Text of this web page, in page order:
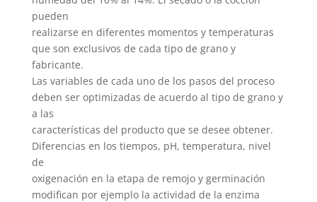
pueden
realizarse en diferentes momentos y temperaturas
que son exclusivos de cada tipo de grano y
fabricante.
Las variables de cada uno de los pasos del proceso
deben ser optimizadas de acuerdo al tipo de grano y
a las
características del producto que se desee obtener.
Diferencias en los tiempos, pH, temperatura, nivel
de
oxigenación en la etapa de remojo y germinación
modifican por ejemplo la actividad de la enzima